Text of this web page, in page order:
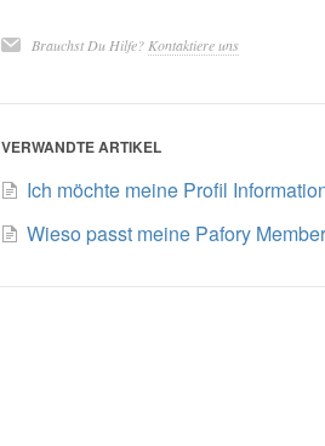
Brauchst Du Hilfe? Kontaktiere uns
VERWANDTE ARTIKEL
Ich möchte meine Profil
Wieso passt meine Pafory